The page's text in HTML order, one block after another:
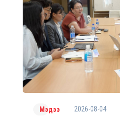
Мэдээ 2026-08-04